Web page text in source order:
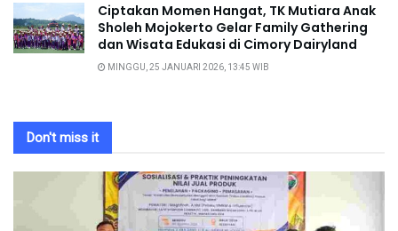
Ciptakan Momen Hangat, TK Mutiara Anak
Sholeh Mojokerto Gelar Family Gathering
dan Wisata Edukasi di Cimory Dairyland
MINGGU, 25 JANUARI 2026, 13:45 WIB
Don't miss it